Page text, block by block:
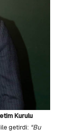
Kurulu
getirdi: “Bu